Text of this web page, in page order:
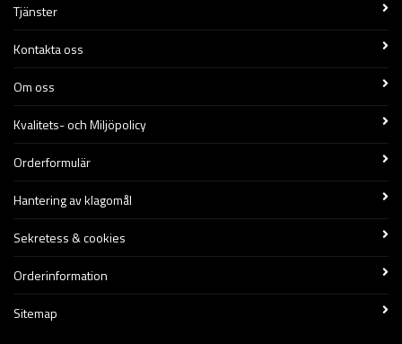
Tjänster
Kontakta oss
Om oss
Kvalitets- och Miljöpolicy
Orderformulär
Hantering av klagomål
Sekretess & cookies
Orderinformation
Sitemap